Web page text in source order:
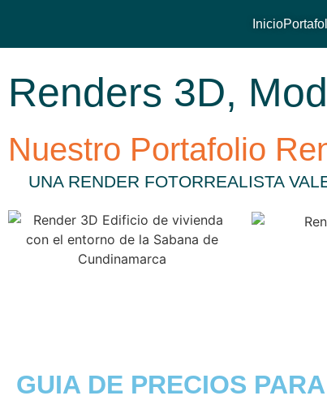
Inicio
Renders 3D,
Nuestro Portafolio
UNA RENDER FOTORREALISTA
GUIA DE PRECIOS